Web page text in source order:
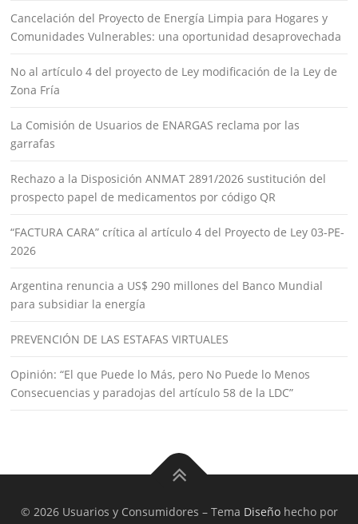
Cancelación del Proyecto de Energía Limpia para Hogares y
Comunidades Vulnerables: una oportunidad desaprovechada
No al artículo 4 del proyecto de Ley modificación de la Ley de
Zona Fría
La Comisión de Usuarios de ENARGAS reclama por las
garrafas
Rechazo a la Disposición ANMAT 2891/2026 sustitución del
prospecto papel de medicamentos por código QR
“FACTURA CARA” crítica al artículo 4 del Proyecto de Ley 03-PE-
2026
Argentina renuncia a US$ 290 millones del Banco Mundial
para subsidiar la energía
PREVENCIÓN DE LAS ESTAFAS VIRTUALES
Opinión: “El que Puede lo Más, pero No Puede lo Menos
Consecuencias y paradojas del artículo 58 de la LDC”
© 2026 Usuarios y Consumidores – Tema Diseñohecho por